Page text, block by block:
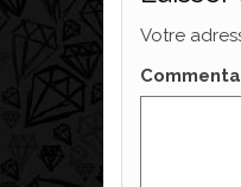
Votre